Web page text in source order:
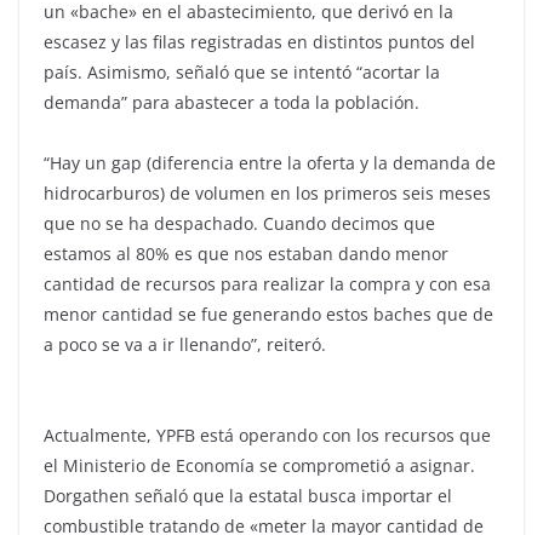
un «bache» en el abastecimiento, que derivó en la
escasez y las filas registradas en distintos puntos del
país. Asimismo, señaló que se intentó “acortar la
demanda” para abastecer a toda la población.
“Hay un gap (diferencia entre la oferta y la demanda de
hidrocarburos) de volumen en los primeros seis meses
que no se ha despachado. Cuando decimos que
estamos al 80% es que nos estaban dando menor
cantidad de recursos para realizar la compra y con esa
menor cantidad se fue generando estos baches que de
a poco se va a ir llenando”, reiteró.
Actualmente, YPFB está operando con los recursos que
el Ministerio de Economía se comprometió a asignar.
Dorgathen señaló que la estatal busca importar el
combustible tratando de «meter la mayor cantidad de